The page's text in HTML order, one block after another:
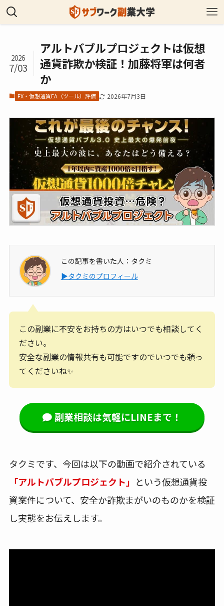
アルトバブルプロジェクトは仮想
通貨詐欺か検証！加藤将軍は何者
か
2026
7/03
FX・仮想通貨EA（ツール）評価 2026年7月3日
この記事を書いた人：タクミ
▶タクミのプロフィール
この副業に不安をお持ちの方はいつでも相談してく
ださい。
安全な副業の情報共有も可能ですのでいつでも頼っ
てくださいね✨
副業相談は気軽にLINEまで！
タクミです、今回は以下の動画で紹介されている
「アルトバブルプロジェクト」 という仮想通貨投
資案件について、安全か詐欺まがいのものかを検証
し実態をお伝えします。